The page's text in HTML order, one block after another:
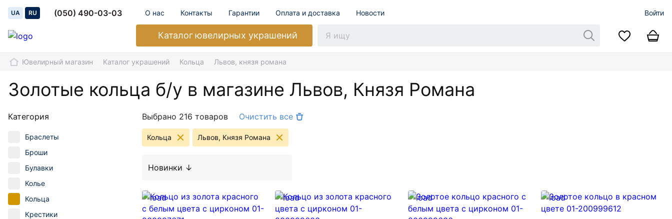
UA RU (050) 490-03-03 О нас Контакты Гарантии Оплата и доставка Новости Войти
Каталогювелирных украшений
Ювелирный магазин Каталог украшений Кольца Львов, князя романа
Золотые кольца б/у в магазине Львов, Князя Романа
Выбрано 216 товаров Очистить все
Кольца Львов, Князя Романа
Новинки ↓
Категория
Браслеты
Броши
Булавки
Колье
Кольца
Крестики